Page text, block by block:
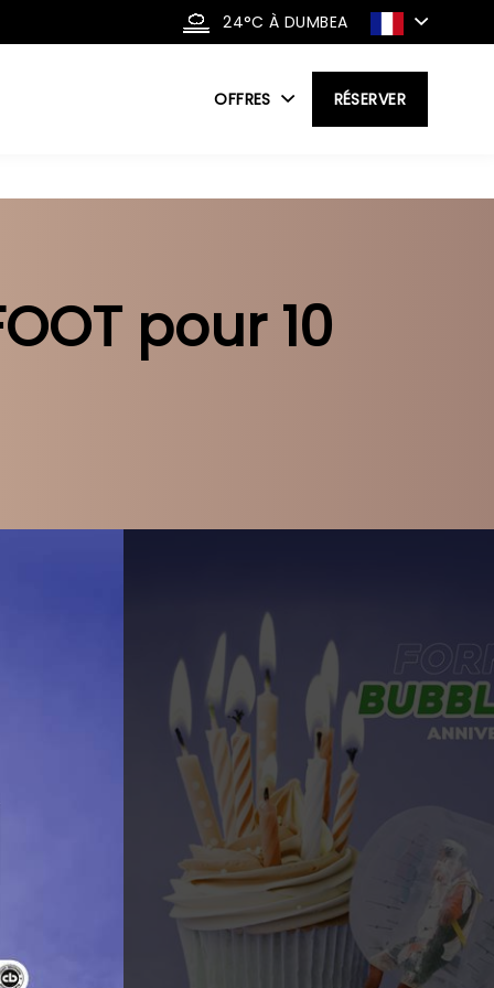
24°C À DUMBEA
OFFRES RÉSERVER
pour 10